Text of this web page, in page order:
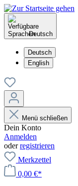
Deutsch
Deutsch
English
Menü schließen
Dein Konto
Anmelden
oderregistrieren
Merkzettel
0,00 €*